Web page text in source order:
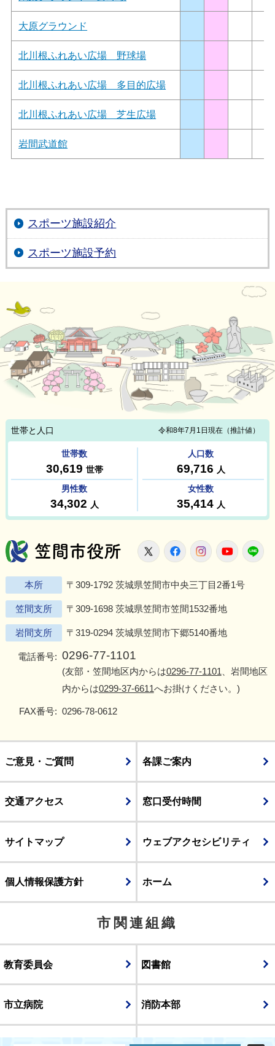
大原グラウンド
北川根ふれあい広場 野球場
北川根ふれあい広場 多目的広場
北川根ふれあい広場 芝生広場
岩間武道館
スポーツ施設紹介
スポーツ施設予約
笠間市役所
X FacebookInstagram
本所 〒309-1792 茨城県笠間市中央三丁目2番1号
笠間支所 〒309-1698 茨城県笠間市笠間1532番地
岩間支所 〒319-0294 茨城県笠間市下郷5140番地
電話番号: 0296-77-1101
(友部・笠間地区内からは0296-77-1101 、岩間地区
内からは0299-37-6611へお掛けください。)
FAX番号: 0296-78-0612
ご意見・ご質問 各課ご案内
交通アクセス 窓口受付時間
サイトマップ ウェブアクセシビリティ
個人情報保護方針 ホーム
市関連組織
教育委員会 図書館
市立病院 消防本部